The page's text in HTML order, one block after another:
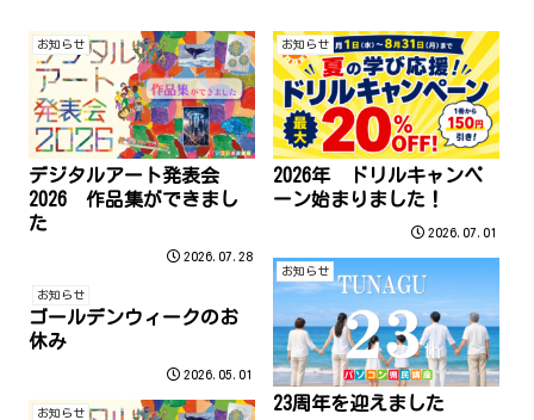
お知らせ
デジタルアート発表会
2026 作品集ができまし
た
2026.07.28
お知らせ
2026年 ドリルキャンペ
ーン始まりました！
2026.07.01
お知らせ
23周年を迎えました
お知らせ
ゴールデンウィークのお
休み
2026.05.01
お知らせ